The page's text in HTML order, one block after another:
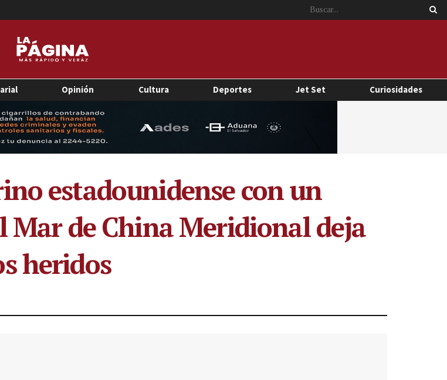
Opinión Cultura Deportes Jet Set Curiosidades
estadounidense con un
Mar de China Meridional deja
heridos